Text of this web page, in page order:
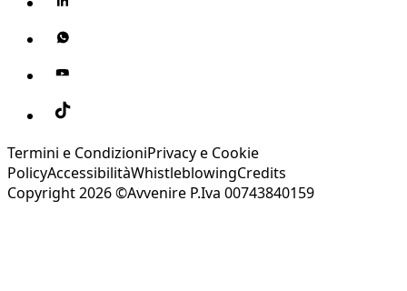
Termini e CondizioniPrivacy e Cookie
PolicyAccessibilitàWhistleblowingCredits
Copyright 2026 ©Avvenire P.Iva 00743840159